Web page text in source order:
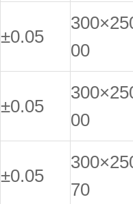
±0.05
00
±0.05
00
±0.05
70